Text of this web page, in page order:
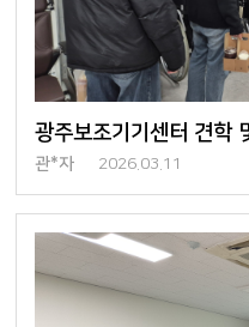
광주보조기기센터 견학
관*자 2026.03.11